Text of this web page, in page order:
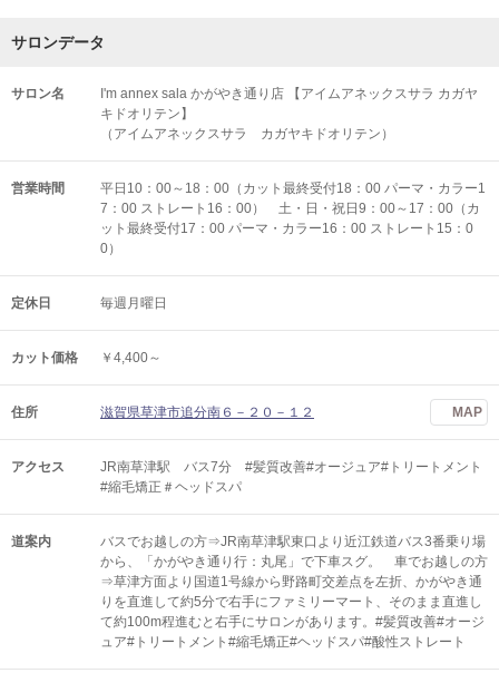
サロンデータ
サロン名
I'm annex sala かがやき通り店 【アイムアネックスサラ カガヤ
キドオリテン】
（アイムアネックスサラ カガヤキドオリテン）
営業時間
平日10：00～18：00（カット最終受付18：00 パーマ・カラー1
7：00 ストレート16：00） 土・日・祝日9：00～17：00（カ
ット最終受付17：00 パーマ・カラー16：00 ストレート15：0
0）
定休日 毎週月曜日
カット価格 ￥4,400～
住所 滋賀県草津市追分南６－２０－１２ MAP
アクセス
JR南草津駅 バス7分 #髪質改善#オージュア#トリートメント
#縮毛矯正＃ヘッドスパ
道案内
バスでお越しの方⇒JR南草津駅東口より近江鉄道バス3番乗り場
から、「かがやき通り行：丸尾」で下車スグ。 車でお越しの方
⇒草津方面より国道1号線から野路町交差点を左折、かがやき通
りを直進して約5分で右手にファミリーマート、そのまま直進し
て約100m程進むと右手にサロンがあります。#髪質改善#オージ
ュア#トリートメント#縮毛矯正#ヘッドスパ#酸性ストレート